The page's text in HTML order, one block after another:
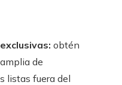
obtén
de
listas fuera del